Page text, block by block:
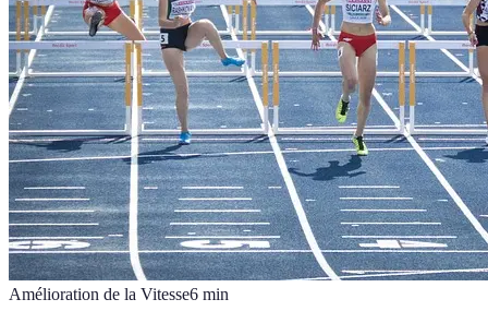
Amélioration de la Vitesse6 min